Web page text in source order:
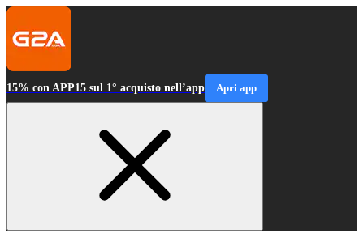
15% con APP15 sul 1° acquisto nell’app Apri app